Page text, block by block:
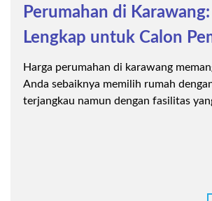
Perumahan di
Lengkap untuk Calon
Harga perumahan di karawang
Anda sebaiknya memilih rumah
terjangkau namun dengan fasilitas